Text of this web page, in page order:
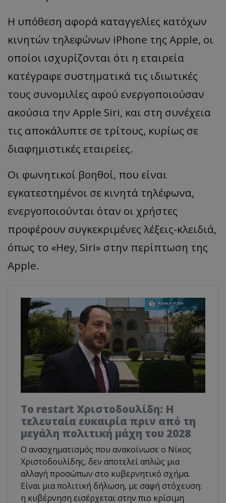
Η υπόθεση αφορά καταγγελίες κατόχων
κινητών τηλεφώνων iPhone της Apple, οι
οποίοι ισχυρίζονται ότι η εταιρεία
κατέγραφε συστηματικά τις ιδιωτικές
τους συνομιλίες αφού ενεργοποιούσαν
ακούσια την Apple Siri, και στη συνέχεια
τις αποκάλυπτε σε τρίτους, κυρίως σε
διαφημιστικές εταιρείες.
Οι φωνητικοί βοηθοί, που είναι
εγκατεστημένοι σε κινητά τηλέφωνα,
ενεργοποιούνται όταν οι χρήστες
προφέρουν συγκεκριμένες λέξεις-κλειδιά,
όπως το «Hey, Siri» στην περίπτωση της
Apple.
Το restart Χριστοδουλίδη: Η
τελευταία ευκαιρία πριν από τη
μεγάλη πολιτική μάχη του 2028
Ο ανασχηματισμός που ανακοίνωσε ο Νίκος
Χριστοδουλίδης, δεν αποτελεί απλώς μια
αλλαγή προσώπων στο κυβερνητικό σχήμα.
Είναι μια πολιτική δήλωση, με σαφή στόχευση:
η κυβέρνηση εισέρχεται στην πιο κρίσιμη